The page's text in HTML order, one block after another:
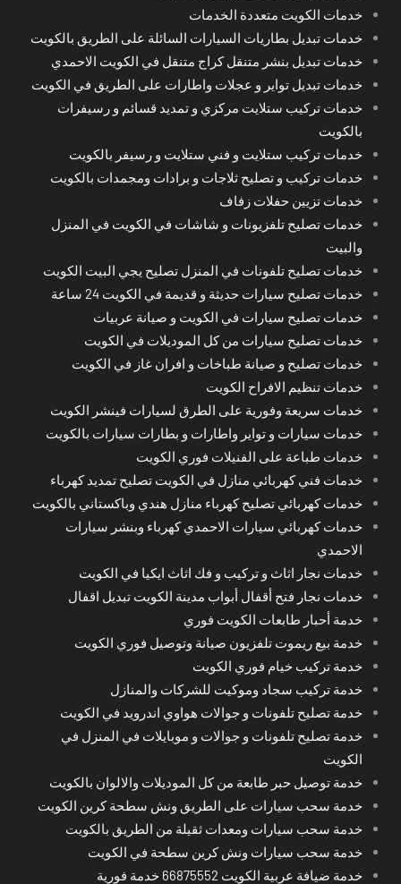
خدمات الكويت متعددة الخدمات
خدمات تبديل بطاريات السيارات السائلة على الطريق بالكويت
خدمات تبديل بنشر متنقل كراج متنقل في الكويت الاحمدي
خدمات تبديل تواير و عجلات واطارات على الطريق في الكويت
خدمات تركيب ستلايت مركزي و تمديد قسائم و رسيفرات
بالكويت
خدمات تركيب ستلايت و فني ستلايت و رسيفر بالكويت
خدمات تركيب و تصليح ثلاجات و برادات ومجمدات بالكويت
خدمات تزيين حفلات زفاف
خدمات تصليح تلفزيونات و شاشات في الكويت في المنزل
والبيت
خدمات تصليح تلفونات في المنزل تصليح يجي البيت الكويت
خدمات تصليح سيارات حديثة و قديمة في الكويت 24 ساعة
خدمات تصليح سيارات في الكويت و صيانة عربيات
خدمات تصليح سيارات من كل الموديلات في الكويت
خدمات تصليح و صيانة طباخات و افران غاز في الكويت
خدمات تنظيم الافراح الكويت
خدمات سريعة وفورية على الطرق لسيارات فينشر الكويت
خدمات سيارات و تواير واطارات و بطارات سيارات بالكويت
خدمات طباعة على الفنيلات فوري الكويت
خدمات فني كهربائي منازل في الكويت تصليح تمديد كهرباء
خدمات كهربائي تصليح كهرباء منازل هندي وباكستاني بالكويت
خدمات كهربائي سيارات الاحمدي كهرباء وبنشر سيارات
الاحمدي
خدمات نجار اثاث و تركيب و فك اثاث ايكيا في الكويت
خدمات نجار فتح أقفال أبواب مدينة الكويت تبديل اقفال
خدمة أحبار طابعات الكويت فوري
خدمة بيع ريموت تلفزيون صيانة وتوصيل فوري الكويت
خدمة تركيب خيام فوري الكويت
خدمة تركيب سجاد وموكيت للشركات والمنازل
خدمة تصليح تلفونات و جوالات هواوي اندرويد في الكويت
خدمة تصليح تلفونات و جوالات و موبايلات في المنزل في
الكويت
خدمة توصيل حبر طابعة من كل الموديلات والالوان بالكويت
خدمة سحب سيارات على الطريق ونش سطحة كرين الكويت
خدمة سحب سيارات ومعدات ثقيلة من الطريق بالكويت
خدمة سحب سيارات ونش كرين سطحة في الكويت
خدمة ضيافة عربية الكويت 66875552 خدمة فورية